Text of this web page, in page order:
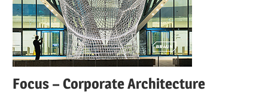
Focus – Corporate Architecture